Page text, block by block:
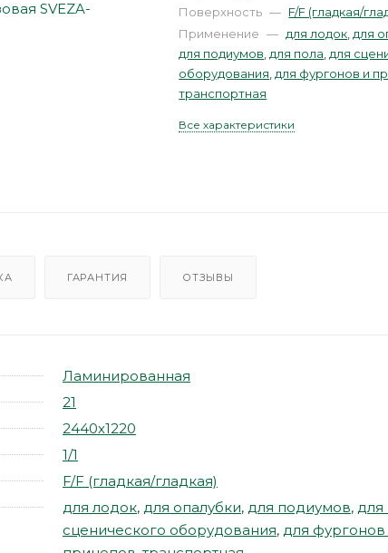
Поверхность — F/F (гладкая/
Применение — для лодок для
для подиумов для пола для
оборудования для фургонов и
транспортная
Все характеристики
ГАРАНТИЯ ОТЗЫВЫ
Ламинированная
21
2440х1220
1/1
F/F (гладкая/гладкая)
для лодок, для опалубки, для подиумов, для
сценического оборудования, для фургонов